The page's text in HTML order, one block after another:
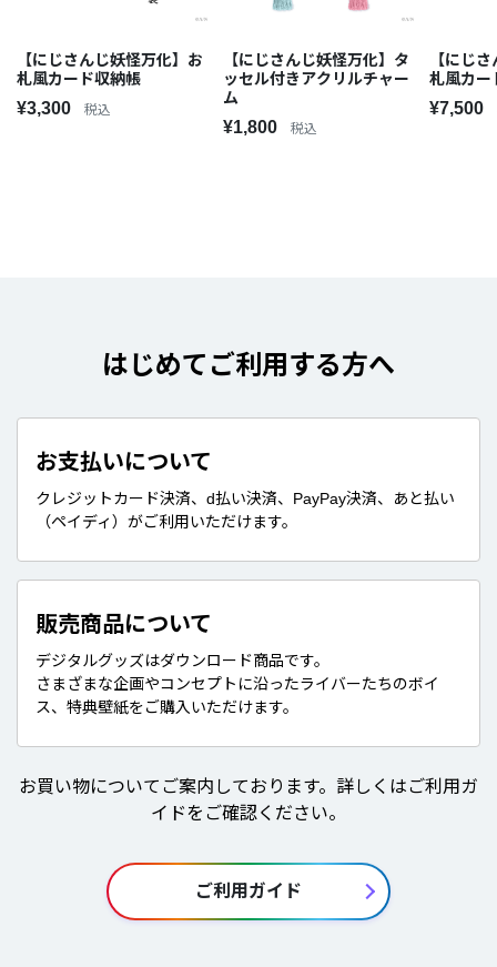
【にじさんじ妖怪万化】お
札風カード収納帳
¥3,300 税込
【にじさんじ妖怪万化】タ
ッセル付きアクリルチャー
ム
¥1,800 税込
【にじ
札風カー
¥7,500
はじめてご利用する方へ
お支払いについて
クレジットカード決済、d払い決済、PayPay決済、あと払い
（ペイディ）がご利用いただけます。
販売商品について
デジタルグッズはダウンロード商品です。
さまざまな企画やコンセプトに沿ったライバーたちのボイ
ス、特典壁紙をご購入いただけます。
お買い物についてご案内しております。詳しくはご利用ガ
イドをご確認ください。
ご利用ガイド